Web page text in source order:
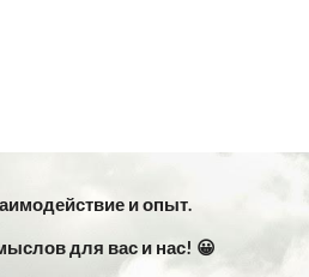
и опыт.
для вас и нас! 😀